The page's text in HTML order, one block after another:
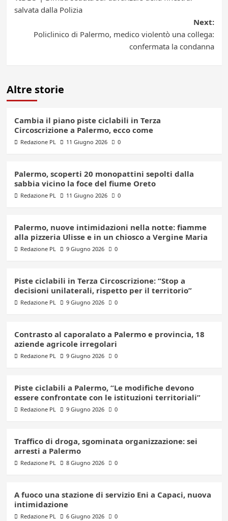
navigation
salvata dalla Polizia
Next:
Policlinico di Palermo, medico violentò una collega:
confermata la condanna
Altre storie
Cambia il piano piste ciclabili in Terza
Circoscrizione a Palermo, ecco come
Redazione PL 11 Giugno 2026 0
Palermo, scoperti 20 monopattini sepolti dalla
sabbia vicino la foce del fiume Oreto
Redazione PL 11 Giugno 2026 0
Palermo, nuove intimidazioni nella notte: fiamme
alla pizzeria Ulisse e in un chiosco a Vergine Maria
Redazione PL 9 Giugno 2026 0
Piste ciclabili in Terza Circoscrizione: “Stop a
decisioni unilaterali, rispetto per il territorio”
Redazione PL 9 Giugno 2026 0
Contrasto al caporalato a Palermo e provincia, 18
aziende agricole irregolari
Redazione PL 9 Giugno 2026 0
Piste ciclabili a Palermo, “Le modifiche devono
essere confrontate con le istituzioni territoriali”
Redazione PL 9 Giugno 2026 0
Traffico di droga, sgominata organizzazione: sei
arresti a Palermo
Redazione PL 8 Giugno 2026 0
A fuoco una stazione di servizio Eni a Capaci, nuova
intimidazione
Redazione PL 6 Giugno 2026 0